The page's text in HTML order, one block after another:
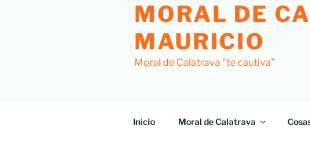
MORAL DE
MAURICIO
Moral de Calatrava "te cautiva"
Inicio Moral de Calatrava